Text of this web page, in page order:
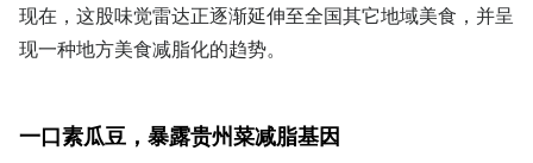
现在，这股味觉雷达正逐渐延伸至全国其它地域美食，并呈
现一种地方美食减脂化的趋势。
一口素瓜豆，暴露贵州菜减脂基因